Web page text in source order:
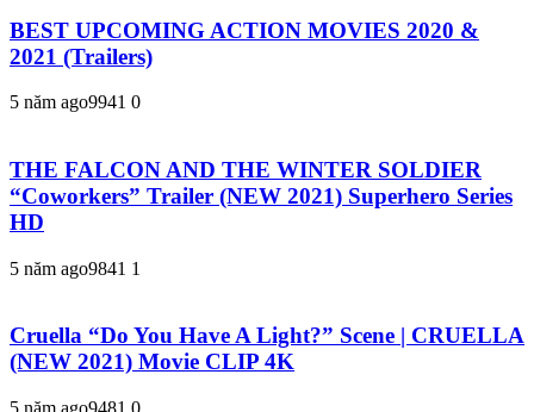
BEST UPCOMING ACTION MOVIES 2020 &
2021 (Trailers)
5 năm ago9941 0
THE FALCON AND THE WINTER SOLDIER
“Coworkers” Trailer (NEW 2021) Superhero Series
HD
5 năm ago9841 1
Cruella “Do You Have A Light?” Scene | CRUELLA
(NEW 2021) Movie CLIP 4K